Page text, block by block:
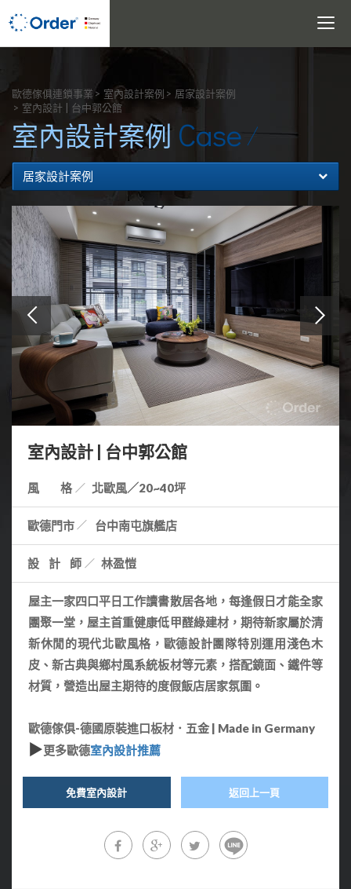
Toggle
歐德傢俱連鎖事業 室內設計案例
居家設計案例
室內設計 | 台中郭公館
室內設計案例 Case
居家設計案例
室內設計 | 台中郭公館
風 格 北歐風／20~40坪
歐德門市 台中南屯旗艦店
設計師 林盈愷
屋主一家四口平日工作讀書散居各地，每逢假日才能全家
團聚一堂，屋主首重健康低甲醛綠建材，期待新家屬於清
新休閒的現代北歐風格，歐德設計團隊特別運用淺色木
皮、新古典與鄉村風系統板材等元素，搭配鏡面、鐵件等
材質，營造出屋主期待的度假飯店居家氛圍。
歐德傢俱-德國原裝進口板材．五金 | Made in Germany
▶更多歐德室內設計推薦
免費室內設計 返回上一頁